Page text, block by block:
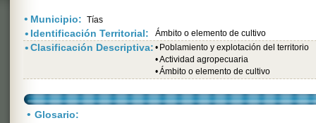
• Municipio: Tías
• Identificación Territorial: Ámbito o elemento de cultivo
•Clasificación Descriptiva: • Poblamiento y explotación del territorio
•Actividad agropecuaria
•Ámbito o elemento de cultivo
• Glosario: